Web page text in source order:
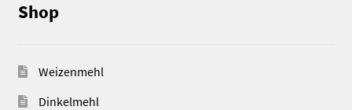
Shop
Weizenmehl
Dinkelmehl